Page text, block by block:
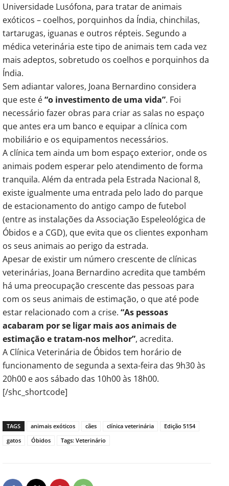
Universidade Lusófona, para tratar de animais
exóticos – coelhos, porquinhos da Índia, chinchilas,
tartarugas, iguanas e outros répteis. Segundo a
médica veterinária este tipo de animais tem cada vez
mais adeptos, sobretudo os coelhos e porquinhos da
Índia.
Sem adiantar valores, Joana Bernardino considera
que este é“o investimento de uma vida”. Foi
necessário fazer obras para criar as salas no espaço
que antes era um banco e equipar a clínica com
mobiliário e os equipamentos necessários.
A clínica tem ainda um bom espaço exterior, onde os
animais podem esperar pelo atendimento de forma
tranquila. Além da entrada pela Estrada Nacional 8,
existe igualmente uma entrada pelo lado do parque
de estacionamento do antigo campo de futebol
(entre as instalações da Associação Espeleológica de
Óbidos e a CGD), que evita que os clientes exponham
os seus animais ao perigo da estrada.
Apesar de existir um número crescente de clínicas
veterinárias, Joana Bernardino acredita que também
há uma preocupação crescente das pessoas para
com os seus animais de estimação, o que até pode
estar relacionado com a crise. “As pessoas
acabaram por se ligar mais aos animais de
estimação e tratam-nos melhor”, acredita.
A Clínica Veterinária de Óbidos tem horário de
funcionamento de segunda a sexta-feira das 9h30 às
20h00 e aos sábado das 10h00 às 18h00.
[/shc_shortcode]
TAGS animais exóticos cães clínica veterinária
Edição 5154
gatos
Óbidos Tags: Veterinário